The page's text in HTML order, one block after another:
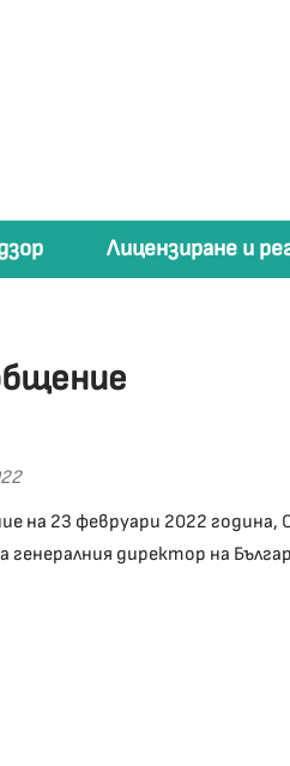
Лицензиране и
на 23 февруари 2022
генералния директор на